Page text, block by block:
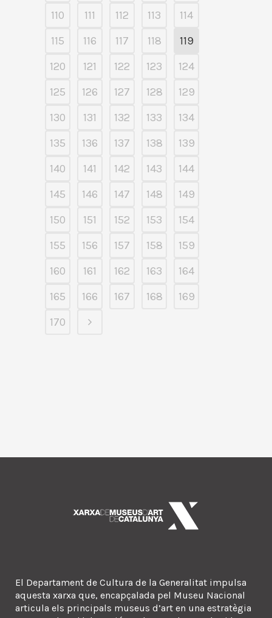
110
111 112 113
114
115
116 117 118
119
120
121 122 123
124
125
126 127 128
129
130
131 132 133
134
135
136 137 138
139
140
141 142 143
144
145
146 147 148
149
150
151 152 153
154
155
156 157 158
159
160
161 162 163
164
165
166 167 168
169
170
El Departament de Cultura de la Generalitat impulsa
aquesta xarxa que, encapçalada pel Museu Nacional
articula els principals museus d’art en una estratègia